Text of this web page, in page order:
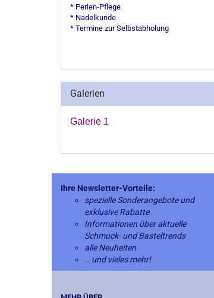
* Perlen-Pflege
* Nadelkunde
* Termine zur Selbstabholung
Galerien
Galerie 1
Ihre Newsletter-Vorteile:
spezielle Sonderangebote und
exklusive Rabatte
Informationen über aktuelle
Schmuck- und Basteltrends
alle Neuheiten
… und vieles mehr!